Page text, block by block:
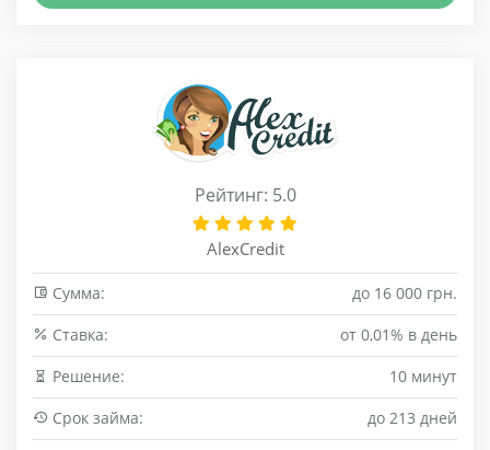
Рейтинг: 5.0
AlexCredit
Сумма:
до 16 000 грн.
Cтавка:
от 0,01% в день
Решение:
10 минут
Срок займа:
до 213 дней